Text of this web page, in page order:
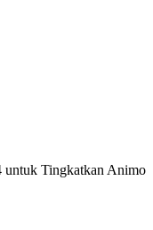
untuk Tingkatkan Animo